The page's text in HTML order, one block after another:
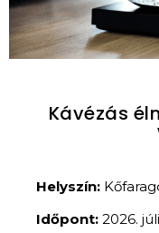
Kávézás
Helyszín:
Időpont: 2026.